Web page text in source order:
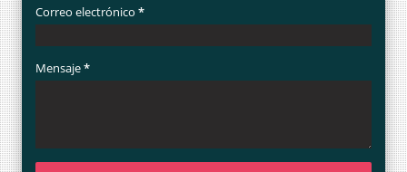
Correo electrónico *
Mensaje*